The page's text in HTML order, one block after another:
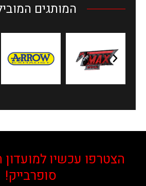
המותגים
הצטרפו עכשיו
סופרבייק!